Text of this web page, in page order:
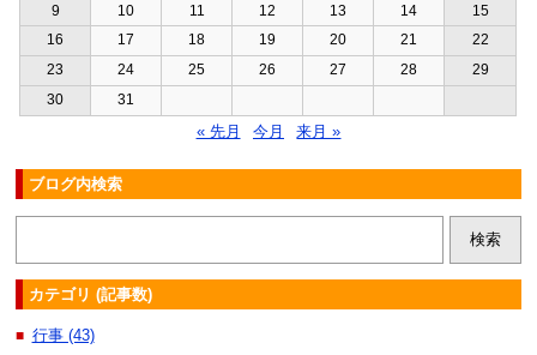
9
10 11 12 13 14
15
16
17 18 19 20 21
22
23
24 25 26 27 28
29
30
31
« 先月 今月 来月 »
ブログ内検索
カテゴリ (記事数)
■ 行事 (43)